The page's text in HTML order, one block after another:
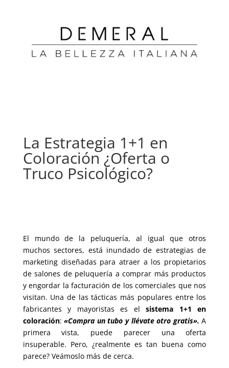
La Estrategia 1+1 en
Coloración ¿Oferta o
Truco Psicológico?
El mundo de la peluquería, al igual que otros
muchos sectores, está inundado de estrategias de
marketing diseñadas para atraer a los propietarios
de salones de peluquería a comprar más productos
y engordar la facturación de los comerciales que nos
visitan. Una de las tácticas más populares entre los
fabricantes y mayoristas es elsistema 1+1 en
coloración: «Compra un tubo y llévate otro gratis». A
primera vista, puede parecer una oferta
insuperable. Pero, ¿realmente es tan buena como
parece? Veámoslo más de cerca.